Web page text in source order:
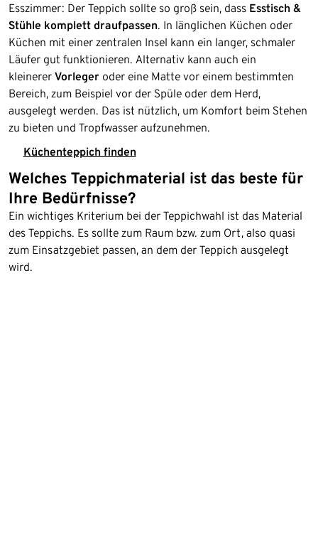
Esszimmer: Der Teppich sollte so groß sein, dass Esstisch &
Stühle komplett draufpassen. In länglichen Küchen oder
Küchen mit einer zentralen Insel kann ein langer, schmaler
Läufer gut funktionieren. Alternativ kann auch ein
kleinerer Vorleger oder eine Matte vor einem bestimmten
Bereich, zum Beispiel vor der Spüle oder dem Herd,
ausgelegt werden. Das ist nützlich, um Komfort beim Stehen
zu bieten und Tropfwasser aufzunehmen.
Küchenteppich finden
Welches Teppichmaterial ist das beste für
Ihre Bedürfnisse?
Ein wichtiges Kriterium bei der Teppichwahl ist das Material
des Teppichs. Es sollte zum Raum bzw. zum Ort, also quasi
zum Einsatzgebiet passen, an dem der Teppich ausgelegt
wird.